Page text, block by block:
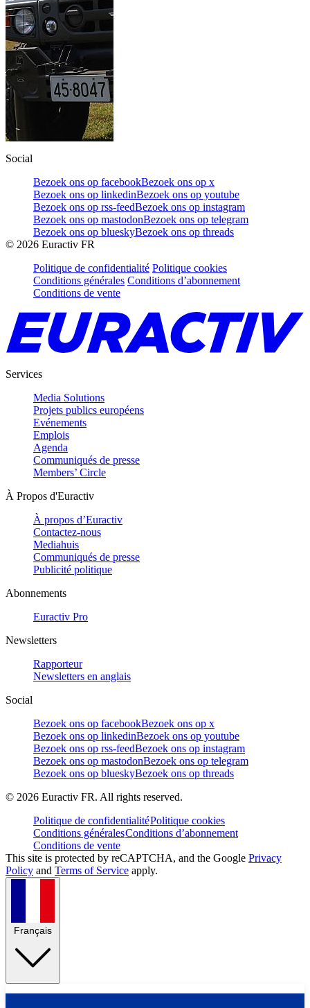
Social
Bezoek ons op facebookBezoek ons op x
Bezoek ons op linkedinBezoek ons op youtube
Bezoek ons op rss-feedBezoek ons op instagram
Bezoek ons op mastodonBezoek ons op telegram
Bezoek ons op blueskyBezoek ons op threads
© 2026 Euractiv FR
Politique de confidentialité Politique cookies
Conditions générales Conditions d’abonnement
Conditions de vente
Services
Media Solutions
Projets publics européens
Evénements
Emplois
Agenda
Communiqués de presse
Members’ Circle
À Propos d'Euractiv
À propos d’Euractiv
Contactez-nous
Mediahuis
Communiqués de presse
Publicité politique
Abonnements
Euractiv Pro
Newsletters
Rapporteur
Newsletters en anglais
Social
Bezoek ons op facebookBezoek ons op x
Bezoek ons op linkedinBezoek ons op youtube
Bezoek ons op rss-feedBezoek ons op instagram
Bezoek ons op mastodonBezoek ons op telegram
Bezoek ons op blueskyBezoek ons op threads
© 2026 Euractiv FR. All rights reserved.
Politique de confidentialitéPolitique cookies
Conditions généralesConditions d’abonnement
Conditions de vente
This site is protected by reCAPTCHA, and the Google Privacy
Policy and Terms of Service apply.
Français